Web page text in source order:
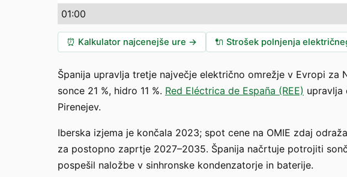
01:00
⏰ Kalkulator najcenejše ure → 🔌 Strošek polnjenja
Španija upravlja tretje največje električno omrežje v Evropi
sonce 21 %, hidro 11 %. Red Eléctrica de España (REE) upravlja
Pirenejev.
Iberska izjema je končala 2023; spot cene na OMIE zdaj
za postopno zaprtje 2027–2035. Španija načrtuje potrojiti
pospešil naložbe v sinhronske kondenzatorje in baterije.